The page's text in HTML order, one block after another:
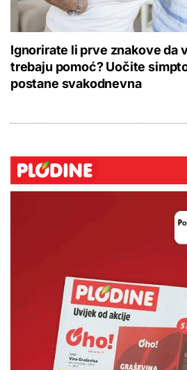
Ignorirate li prve znakove da
trebaju pomoć? Uočite
postane svakodnevna